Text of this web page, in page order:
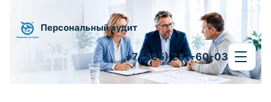
Персональный аудит
+7 (495) 287-60-03